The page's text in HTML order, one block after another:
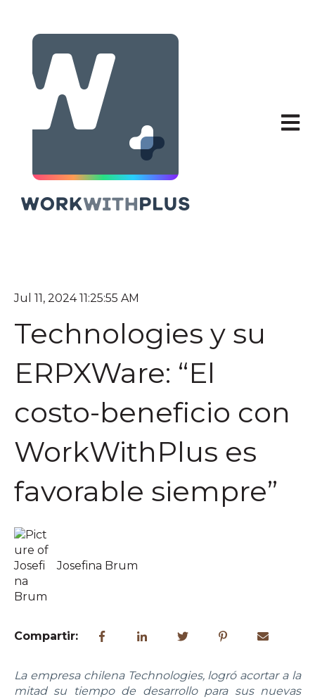
Abrir
Jul 11, 2024 11:25:55 AM
Technologies y su
ERPXWare: “El
costo-beneficio con
WorkWithPlus es
favorable siempre”
Josefina Brum
Compartir:
La empresa chilena Technologies, logró acortar a la
mitad su tiempo de desarrollo para sus nuevas